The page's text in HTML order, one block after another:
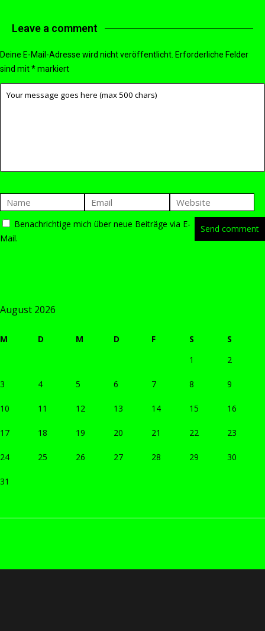
Leave a comment
Deine E-Mail-Adresse wird nicht veröffentlicht. Erforderliche Felder
sind mit*markiert
Benachrichtige mich über neue Beiträge via E-
Mail.
August 2026
M D M D F S
S
1
2
3 4 5 6 7 8 9
10 11 12 13 14 15 16
17 18 19 20 21 22 23
24 25 26 27 28 29 30
31